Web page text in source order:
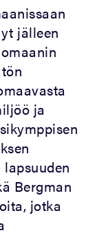
jälleen
ja
lapsuuden
Bergman
jotka